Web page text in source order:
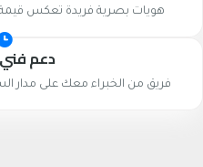
هويات بصرية فريدة تعكس قيمة
دعم
فريق من الخبراء معك على مدار